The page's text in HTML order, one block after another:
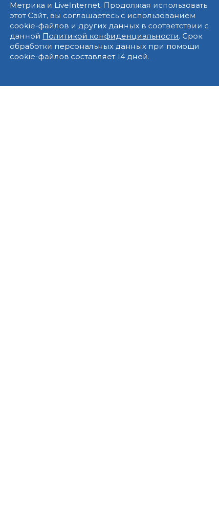
Метрика и LiveInternet. Продолжая использовать
этот Сайт, вы соглашаетесь с использованием
cookie-файлов и других данных в соответствии с
данной Политикой конфиденциальности. Срок
обработки персональных данных при помощи
cookie-файлов составляет 14 дней.